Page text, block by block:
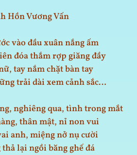
Hồn Vương Vấn
vào đầu xuân nắng ấm
đóa thắm rợp giăng đầy
tay nắm chặt bàn tay
trải dài xem cảnh sắc…
nghiêng qua, tình trong mắt
thân mật, nỉ non vui
anh, miệng nở nụ cười
lại ngồi băng ghế đá